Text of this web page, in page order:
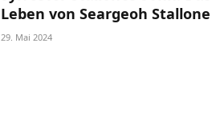
Leben von Seargeoh Stallone
29. Mai 2024